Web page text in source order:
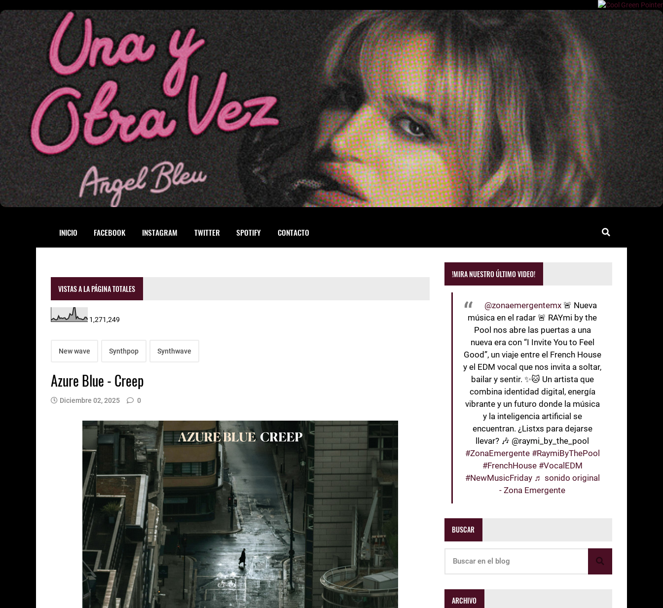
INICIO FACEBOOK INSTAGRAM TWITTER SPOTIFY CONTACTO
VISTAS A LA PÁGINA TOTALES
1,271,249
New wave Synthpop Synthwave
Azure Blue - Creep
Diciembre 02, 2025 0
!MIRA NUESTRO ÚLTIMO VIDEO!
@zonaemergentemx 🚨 Nueva
música en el radar 🚨 RAYmi by the
Pool nos abre las puertas a una
nueva era con “I Invite You to Feel
Good”, un viaje entre el French House
y el EDM vocal que nos invita a soltar,
bailar y sentir. ✨🐱 Un artista que
combina identidad digital, energía
vibrante y un futuro donde la música
y la inteligencia artificial se
encuentran. ¿Listxs para dejarse
llevar? 🎶 @raymi_by_the_pool
#ZonaEmergente #RaymiByThePool
#FrenchHouse #VocalEDM
#NewMusicFriday ♬ sonido original
- Zona Emergente
BUSCAR
ARCHIVO